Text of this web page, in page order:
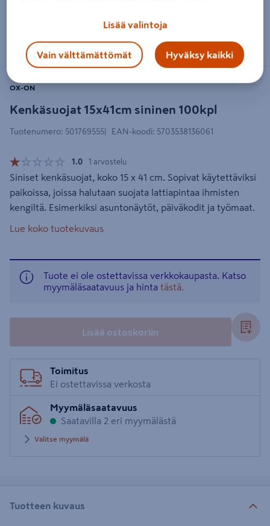
Zoomaa kuvaa sormilla kosketusnäytöllä
Kenkäsuojat 15x41cm sininen 100kpl
OX-ON
Tuotenumero: 501769555 EAN-koodi: 5703538136061
1.0 1 arvostelu
Siniset kenkäsuojat, koko 15 x 41 cm. Sopivat käytettäviksi
paikoissa, joissa halutaan suojata lattiapintaa ihmisten
kengiltä. Esimerkiksi asuntonäytöt, päiväkodit ja työmaat.
Lue koko tuotekuvaus
Tuote ei ole ostettavissa verkkokaupasta. Katso
myymäläsaatavuus ja hinta tästä.
Lisää ostoskoriin
Toimitus
Ei ostettavissa verkosta
Myymäläsaatavuus
Saatavilla 2 eri myymälästä
Valitse myymälä
Tuotteen kuvaus
Lisää valintoja
Vain välttämättömät Hyväksy kaikki